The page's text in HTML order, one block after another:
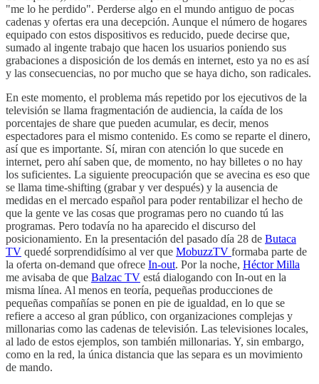
"me lo he perdido". Perderse algo en el mundo antiguo de pocas
cadenas y ofertas era una decepción. Aunque el número de hogares
equipado con estos dispositivos es reducido, puede decirse que,
sumado al ingente trabajo que hacen los usuarios poniendo sus
grabaciones a disposición de los demás en internet, esto ya no es así
y las consecuencias, no por mucho que se haya dicho, son radicales.
En este momento, el problema más repetido por los ejecutivos de la
televisión se llama fragmentación de audiencia, la caída de los
porcentajes de share que pueden acumular, es decir, menos
espectadores para el mismo contenido. Es como se reparte el dinero,
así que es importante. Sí, miran con atención lo que sucede en
internet, pero ahí saben que, de momento, no hay billetes o no hay
los suficientes. La siguiente preocupación que se avecina es eso que
se llama time-shifting (grabar y ver después) y la ausencia de
medidas en el mercado español para poder rentabilizar el hecho de
que la gente ve las cosas que programas pero no cuando tú las
programas. Pero todavía no ha aparecido el discurso del
posicionamiento. En la presentación del pasado día 28 de Butaca
TV quedé sorprendidísimo al ver que MobuzzTV formaba parte de
la oferta on-demand que ofrece In-out. Por la noche, Héctor Milla
me avisaba de que Balzac TV está dialogando con In-out en la
misma línea. Al menos en teoría, pequeñas producciones de
pequeñas compañías se ponen en pie de igualdad, en lo que se
refiere a acceso al gran público, con organizaciones complejas y
millonarias como las cadenas de televisión. Las televisiones locales,
al lado de estos ejemplos, son también millonarias. Y, sin embargo,
como en la red, la única distancia que las separa es un movimiento
de mando.